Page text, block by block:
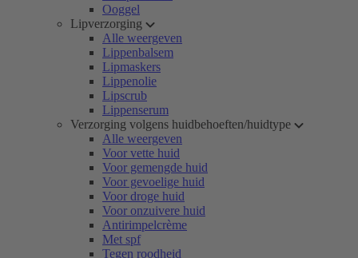
Ooggel
Lipverzorging
Alle weergeven
Lippenbalsem
Lipmaskers
Lippenolie
Lipscrub
Lippenserum
Verzorging volgens huidbehoeften/huidtype
Alle weergeven
Voor vette huid
Voor gemengde huid
Voor gevoelige huid
Voor droge huid
Voor onzuivere huid
Antirimpelcrème
Met spf
Tegen roodheid